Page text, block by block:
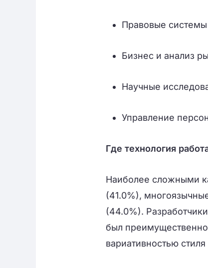
Правовые
Бизнес и анализ
Научные
Управление
Где технология
Наиболее сложными
(41.0%),
(44.0%).
был
вариативностью